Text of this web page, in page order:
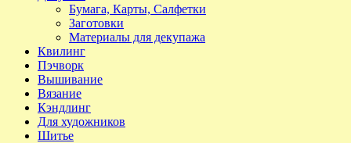
Бумага, Карты, Салфетки
Заготовки
Материалы для декупажа
Квилинг
Пэчворк
Вышивание
Вязание
Кэндлинг
Для художников
Шитье